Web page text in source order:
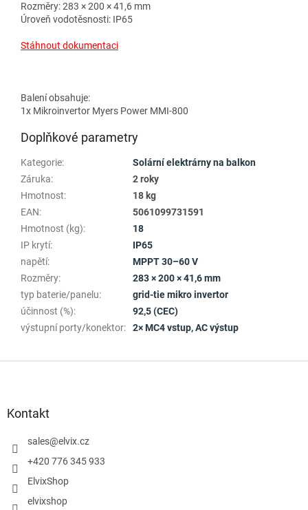
Rozměry: 283 × 200 × 41,6 mm
Úroveň vodotěsnosti: IP65
Stáhnout dokumentaci
Balení obsahuje:
1x Mikroinvertor Myers Power MMI-800
Doplňkové parametry
Kategorie:
Solární elektrárny na balkon
Záruka:
2 roky
Hmotnost:
18 kg
EAN:
5061099731591
Hmotnost (kg):
18
IP krytí:
IP65
napětí:
MPPT 30–60 V
Rozměry:
283 × 200 × 41,6 mm
typ baterie/panelu:
grid-tie mikro invertor
účinnost (%):
92,5 (CEC)
výstupní porty/konektor: 2× MC4 vstup, AC výstup
Kontakt
sales@elvix.cz
+420 776 345 933
ElvixShop
elvixshop